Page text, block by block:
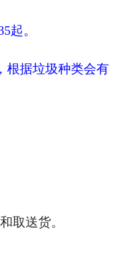
起。
根据垃圾种类会有
取送货。